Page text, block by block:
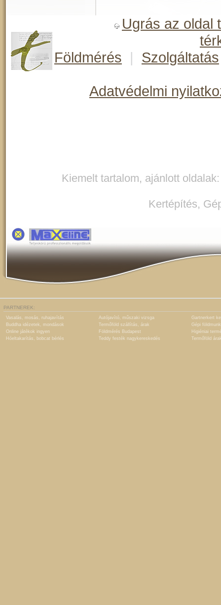
Ugrás az oldal
Földmérés
| Szolgáltatás
Adatvédelmi
Kiemelt tartalom, ajánlott
Kertépítés,
PARTNEREK:
Vasalás, mosás, ruhajavítás Autójavító, műszaki vizsga
Gartnerkert
Buddha idézetek, mondások
Termőföld szállítás, árak
Gépi
Online játékok ingyen
Földmérés Budapest
Higiéniai
Hóeltakarítás, bobcat bérlés
Teddy festék nagykereskedés Termőföld